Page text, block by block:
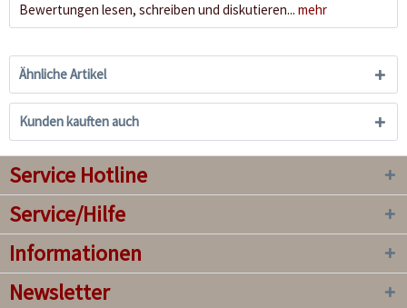
Bewertungen lesen, schreiben und diskutieren... mehr
Ähnliche Artikel
Kunden kauften auch
Service Hotline
Service/Hilfe
Informationen
Newsletter